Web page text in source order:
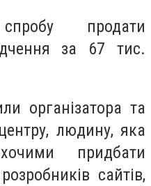
продати
за 67 тис.
організатора та
людину, яка
придбати
сайтів,